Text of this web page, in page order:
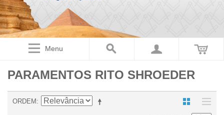
Menu
PARAMENTOS RITO SHROEDER
ORDEM